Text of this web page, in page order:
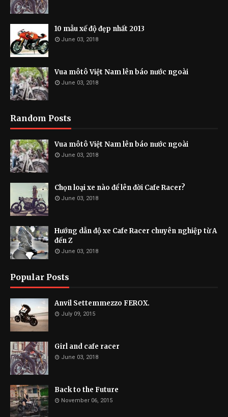
10 mẫu xế độ đẹp nhất 2013
June 03, 2018
Vua môtô Việt Nam lên báo nước ngoài
June 03, 2018
Random Posts
Vua môtô Việt Nam lên báo nước ngoài
June 03, 2018
Chọn loại xe nào để lên đời Cafe Racer?
June 03, 2018
Hướng dẫn độ xe Cafe Racer chuyên nghiệp từ A
đến Z
June 03, 2018
Popular Posts
Anvil Settemmezzo FEROX.
July 09, 2015
Girl and cafe racer
June 03, 2018
Back to the Future
November 06, 2015